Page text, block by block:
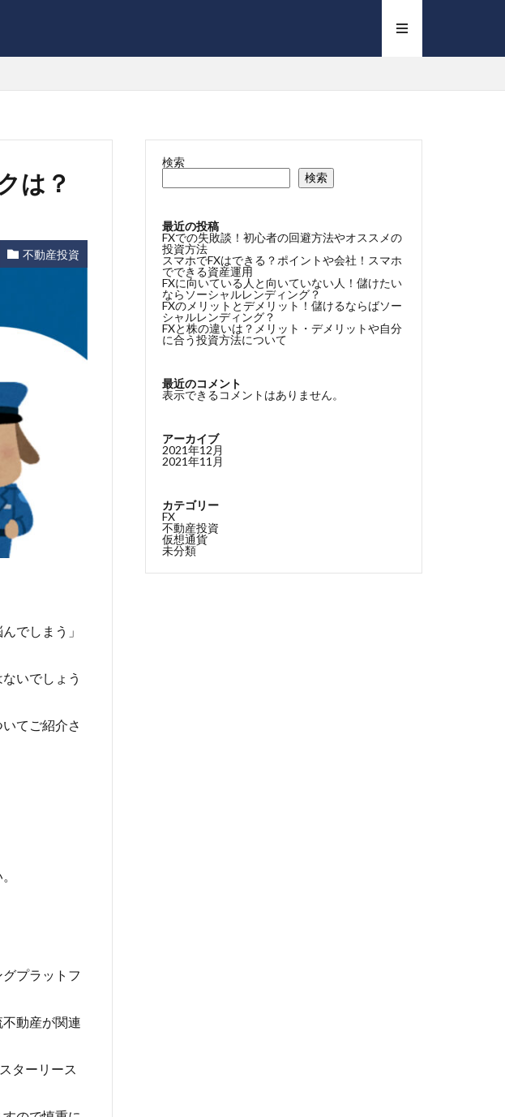
は？
不動産投資
でしまう」
いでしょう
てご紹介さ
プラットフ
動産が関連
ターリース
検索
検索
最近の投稿
FXでの失敗談！初心者の回避方法やオススメの
投資方法
スマホでFXはできる？ポイントや会社！スマホ
でできる資産運用
FXに向いている人と向いていない人！儲けたい
ならソーシャルレンディング？
FXのメリットとデメリット！儲けるならばソー
シャルレンディング？
FXと株の違いは？メリット・デメリットや自分
に合う投資方法について
最近のコメント
表示できるコメントはありません。
アーカイブ
2021年12月
2021年11月
カテゴリー
FX
不動産投資
仮想通貨
未分類